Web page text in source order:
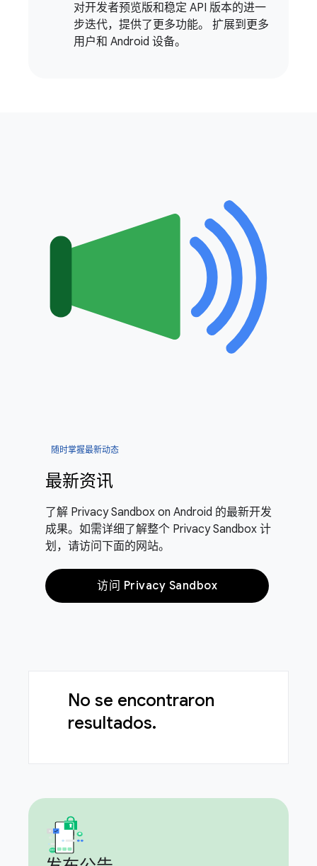
对开发者预览版和稳定 API 版本的进一
步迭代，提供了更多功能。 扩展到更多
用户和 Android 设备。
随时掌握最新动态
最新资讯
了解 Privacy Sandbox on Android 的最新开发
成果。如需详细了解整个 Privacy Sandbox 计
划，请访问下面的网站。
访问 Privacy Sandbox
No se encontraron
resultados.